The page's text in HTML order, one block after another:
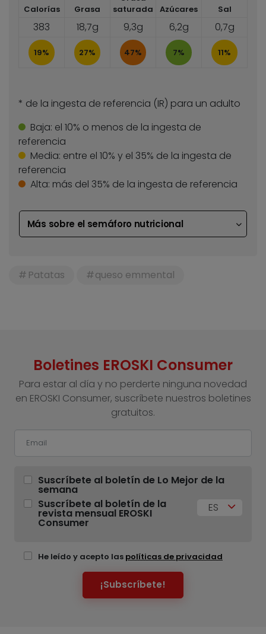
Calorías Grasa
saturada
Azúcares Sal
383 18,7g 9,3g 6,2g 0,7g
19% 27% 47% 7% 11%
* de la ingesta de referencia (IR) para un adulto
Baja: el 10% o menos de la ingesta de
referencia
Media: entre el 10% y el 35% de la ingesta de
referencia
Alta: más del 35% de la ingesta de referencia
Más sobre el semáforo nutricional
Patatas queso emmental
Boletines EROSKI Consumer
Para estar al día y no perderte ninguna novedad
en EROSKI Consumer, suscríbete nuestros boletines
gratuitos.
Suscríbete al boletín de Lo Mejor de la
semana
Suscríbete al boletín de la
revista mensual EROSKI
Consumer
ES
He leído y acepto las políticas de privacidad
¡Subscríbete!